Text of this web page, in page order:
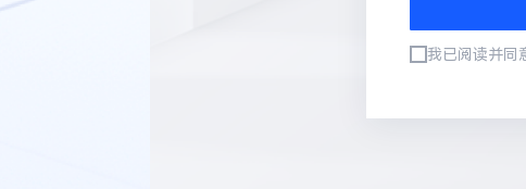
我已阅读并同